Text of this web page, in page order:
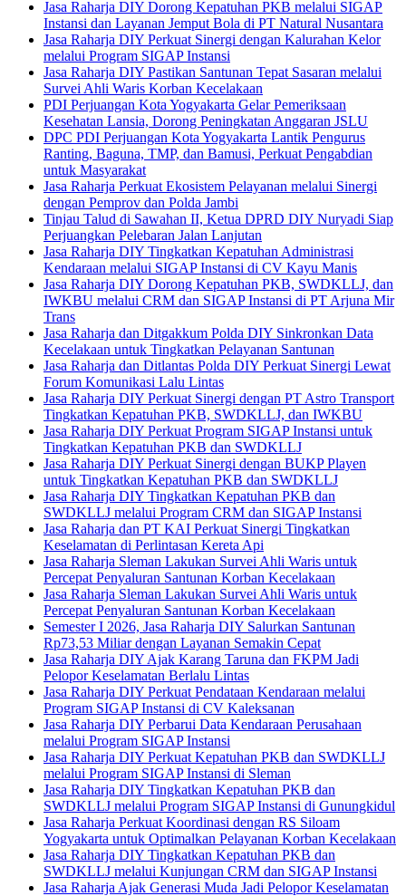
Jasa Raharja DIY Dorong Kepatuhan PKB melalui SIGAP
Instansi dan Layanan Jemput Bola di PT Natural Nusantara
Jasa Raharja DIY Perkuat Sinergi dengan Kalurahan Kelor
melalui Program SIGAP Instansi
Jasa Raharja DIY Pastikan Santunan Tepat Sasaran melalui
Survei Ahli Waris Korban Kecelakaan
PDI Perjuangan Kota Yogyakarta Gelar Pemeriksaan
Kesehatan Lansia, Dorong Peningkatan Anggaran JSLU
DPC PDI Perjuangan Kota Yogyakarta Lantik Pengurus
Ranting, Baguna, TMP, dan Bamusi, Perkuat Pengabdian
untuk Masyarakat
Jasa Raharja Perkuat Ekosistem Pelayanan melalui Sinergi
dengan Pemprov dan Polda Jambi
Tinjau Talud di Sawahan II, Ketua DPRD DIY Nuryadi Siap
Perjuangkan Pelebaran Jalan Lanjutan
Jasa Raharja DIY Tingkatkan Kepatuhan Administrasi
Kendaraan melalui SIGAP Instansi di CV Kayu Manis
Jasa Raharja DIY Dorong Kepatuhan PKB, SWDKLLJ, dan
IWKBU melalui CRM dan SIGAP Instansi di PT Arjuna Mir
Trans
Jasa Raharja dan Ditgakkum Polda DIY Sinkronkan Data
Kecelakaan untuk Tingkatkan Pelayanan Santunan
Jasa Raharja dan Ditlantas Polda DIY Perkuat Sinergi Lewat
Forum Komunikasi Lalu Lintas
Jasa Raharja DIY Perkuat Sinergi dengan PT Astro Transport
Tingkatkan Kepatuhan PKB, SWDKLLJ, dan IWKBU
Jasa Raharja DIY Perkuat Program SIGAP Instansi untuk
Tingkatkan Kepatuhan PKB dan SWDKLLJ
Jasa Raharja DIY Perkuat Sinergi dengan BUKP Playen
untuk Tingkatkan Kepatuhan PKB dan SWDKLLJ
Jasa Raharja DIY Tingkatkan Kepatuhan PKB dan
SWDKLLJ melalui Program CRM dan SIGAP Instansi
Jasa Raharja dan PT KAI Perkuat Sinergi Tingkatkan
Keselamatan di Perlintasan Kereta Api
Jasa Raharja Sleman Lakukan Survei Ahli Waris untuk
Percepat Penyaluran Santunan Korban Kecelakaan
Jasa Raharja Sleman Lakukan Survei Ahli Waris untuk
Percepat Penyaluran Santunan Korban Kecelakaan
Semester I 2026, Jasa Raharja DIY Salurkan Santunan
Rp73,53 Miliar dengan Layanan Semakin Cepat
Jasa Raharja DIY Ajak Karang Taruna dan FKPM Jadi
Pelopor Keselamatan Berlalu Lintas
Jasa Raharja DIY Perkuat Pendataan Kendaraan melalui
Program SIGAP Instansi di CV Kaleksanan
Jasa Raharja DIY Perbarui Data Kendaraan Perusahaan
melalui Program SIGAP Instansi
Jasa Raharja DIY Perkuat Kepatuhan PKB dan SWDKLLJ
melalui Program SIGAP Instansi di Sleman
Jasa Raharja DIY Tingkatkan Kepatuhan PKB dan
SWDKLLJ melalui Program SIGAP Instansi di Gunungkidul
Jasa Raharja Perkuat Koordinasi dengan RS Siloam
Yogyakarta untuk Optimalkan Pelayanan Korban Kecelakaan
Jasa Raharja DIY Tingkatkan Kepatuhan PKB dan
SWDKLLJ melalui Kunjungan CRM dan SIGAP Instansi
Jasa Raharja Ajak Generasi Muda Jadi Pelopor Keselamatan